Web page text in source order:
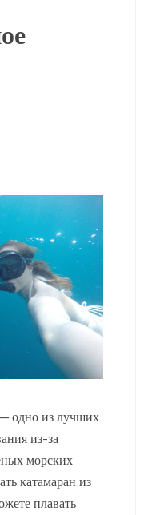
одно из лучших
из-за
морских
катамаран из
плавать